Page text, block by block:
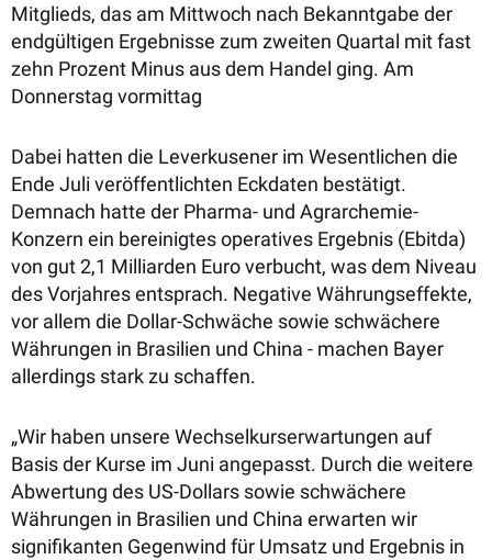
Mitglieds, das am Mittwoch nach Bekanntgabe der
endgültigen Ergebnisse zum zweiten Quartal mit fast
zehn Prozent Minus aus dem Handel ging. Am
Donnerstag vormittag
Dabei hatten die Leverkusener im Wesentlichen die
Ende Juli veröffentlichten Eckdaten bestätigt.
Demnach hatte der Pharma- und Agrarchemie-
Konzern ein bereinigtes operatives Ergebnis (Ebitda)
von gut 2,1 Milliarden Euro verbucht, was dem Niveau
des Vorjahres entsprach. Negative Währungseffekte,
vor allem die Dollar-Schwäche sowie schwächere
Währungen in Brasilien und China - machen Bayer
allerdings stark zu schaffen.
„Wir haben unsere Wechselkurserwartungen auf
Basis der Kurse im Juni angepasst. Durch die weitere
Abwertung des US-Dollars sowie schwächere
Währungen in Brasilien und China erwarten wir
signifikanten Gegenwind für Umsatz und Ergebnis in